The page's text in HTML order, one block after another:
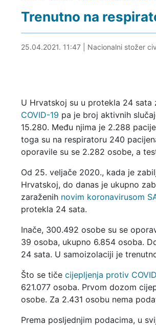
Trenutno na
25.04.2021. 12:01
25.04.2021. 11:47| Nacionalni stožer
U Hrvatskoj su u protekla 24 sata
COVID-19 pa je broj aktivnih
15.280. Među njima je 2.288
toga su na respiratoru 240
oporavile su se 2.282 osobe, a
Od 25. veljače 2020., kada je
Hrvatskoj, do danas je ukupno
zaraženih novim koronavirusom
protekla 24 sata.
Inače, 300.492 osobe su se
39 osoba, ukupno 6.854 osoba.
24 sata. U samoizolaciji je
Što se tiče cijepljenja protiv
621.077 osoba. Prvom dozom
osobe. Za 2.431 osobu nema
Prema posljednjim podacima, u